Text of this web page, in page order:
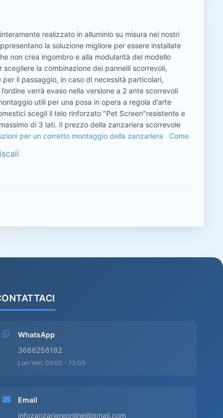
realizzato in alluminio su misura nei nostri
la soluzione migliore per essere installate
non crea ingombro e alla modularità del modello
la combinazione dei pannelli scorrevoli,
il passaggio, in caso di necessità particolari,
verrà evaso nella versione a 2 ante scorrevoli
utili per una posa in opera a regola d’arte
scegli il telo rinforzato "Pet Screen"resistente e
di 3 lati. Il prezzo della zanzariera scorrevole
per un corretto montaggio della zanzariera Come
WhatsApp
3666256182
Lun-Ven: 09:00 - 13:00
Email
infozanzariereonline@gmail.com